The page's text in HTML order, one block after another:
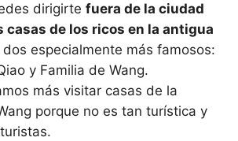
dirigirte fuera de la ciudad
casas de los ricos en la antigua
dos especialmente más famosos:
y Familia de Wang.
más visitar casas de la
porque no es tan turística y